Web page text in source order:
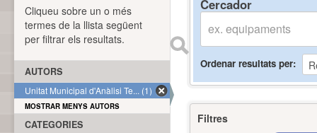
Cercador
Ordenar resultats per
Filtres
Cliqueu sobre un o més
termes de la llista següent
per filtrar els resultats.
AUTORS
Unitat Municipal d'Anàlisi Te... (1)
MOSTRAR MENYS AUTORS
CATEGORIES